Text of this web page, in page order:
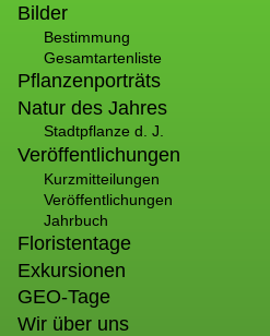
Bilder
Bestimmung
Gesamtartenliste
Pflanzenporträts
Natur des Jahres
Stadtpflanze d. J.
Veröffentlichungen
Kurzmitteilungen
Veröffentlichungen
Jahrbuch
Floristentage
Exkursionen
GEO-Tage
Wir über uns